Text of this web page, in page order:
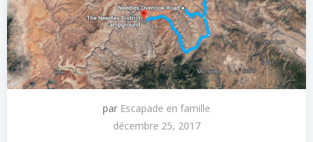
par Escapade en famille
décembre 25, 2017